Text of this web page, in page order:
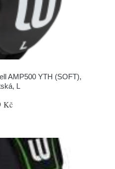
AMP500 YTH (SOFT),
L
Kč